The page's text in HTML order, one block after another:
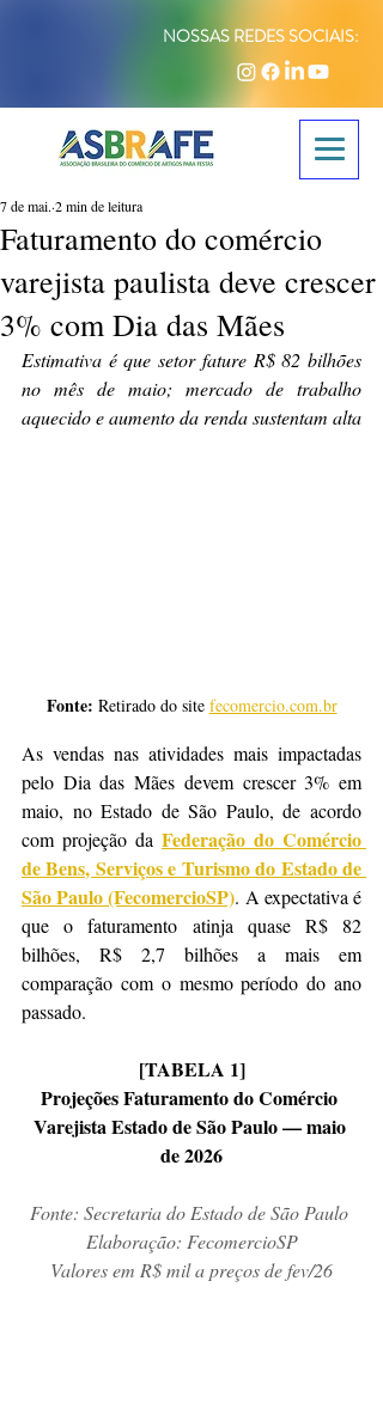
NOSSAS REDES SOCIAIS:
Faturamento do comércio
varejista paulista deve crescer
3% com Dia das Mães
7 de mai. 2 min de leitura
Estimativa é que setor fature R$ 82 bilhões
no mês de maio; mercado de trabalho
aquecido e aumento da renda sustentam alta
Fonte: Retirado do site fecomercio.com.br
As vendas nas atividades mais impactadas
pelo Dia das Mães devem crescer 3% em
maio, no Estado de São Paulo, de acordo
com projeção da Federação do Comércio
de Bens, Serviços e Turismo do Estado de
São Paulo (FecomercioSP). A expectativa é
que o faturamento atinja quase R$ 82
bilhões, R$ 2,7 bilhões a mais em
comparação com o mesmo período do ano
passado.
[TABELA 1]
Projeções Faturamento do Comércio
Varejista Estado de São Paulo — maio
de 2026
Fonte: Secretaria do Estado de São Paulo
Elaboração: FecomercioSP
Valores em R$ mil a preços de fev/26